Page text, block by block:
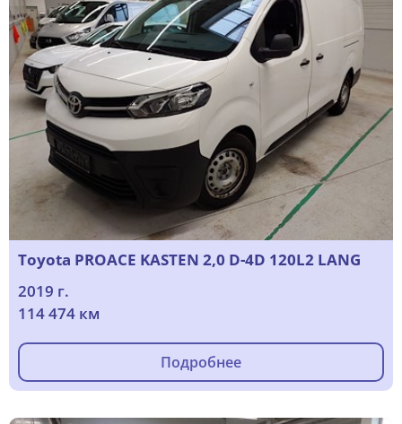
Toyota PROACE KASTEN 2,0 D-4D 120L2 LANG
2019 г.
114 474 км
Подробнее